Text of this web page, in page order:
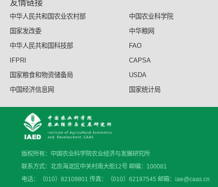
友情链接
中华人民共和国农业农村部
中国农业科学院
国家发改委
中华粮网
中华人民共和国科技部
FAO
IFPRI
CAPSA
国家粮食和物资储备局
USDA
中国经济信息网
国家统计局
版权所有：中国农业科学院农业经济与发展研究所
联系方式：北京海淀区中关村南大街12号 邮编：100081
电话：（010）82109801 传真：（010）62187545 邮箱：iae@caas.cn